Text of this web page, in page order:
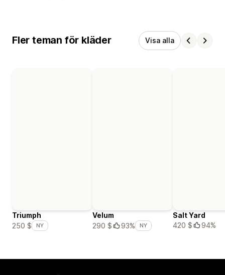
Fler teman för kläder Visa alla
Triumph
250 $
NY
Velum
290 $
93% NY
Salt Yard
420 $
94%